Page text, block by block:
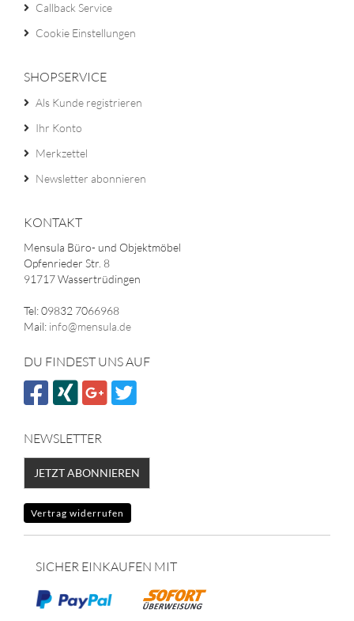
Callback Service
Cookie Einstellungen
SHOPSERVICE
Als Kunde registrieren
Ihr Konto
Merkzettel
Newsletter abonnieren
KONTAKT
Mensula Büro- und Objektmöbel
Opfenrieder Str. 8
91717 Wassertrüdingen
Tel: 09832 7066968
Mail: info@mensula.de
DU FINDEST UNS AUF
NEWSLETTER
JETZT ABONNIEREN
Vertrag widerrufen
SICHER EINKAUFEN MIT